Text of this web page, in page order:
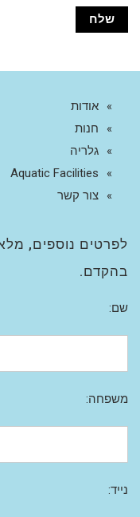
אודות
חנות
גלריה
Aquatic Facilities
צור קשר
לפרטים נוספים,
בהקדם.
שם:
משפחה:
נייד: